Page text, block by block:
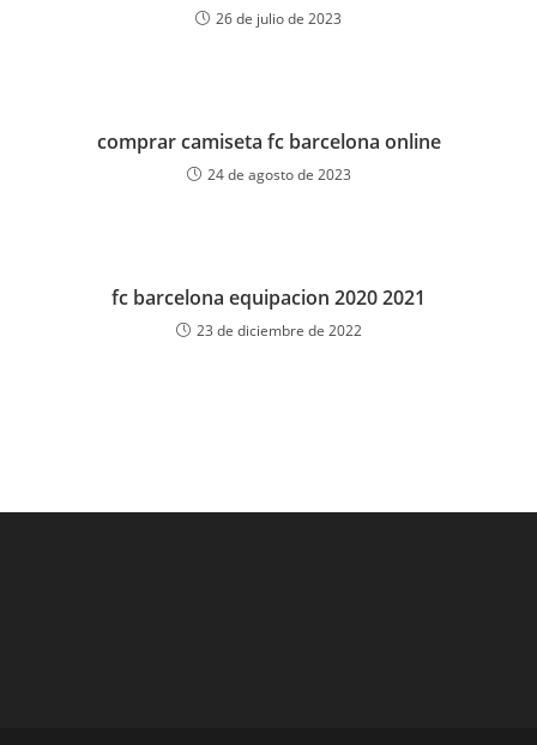
26 de julio de 2023
comprar camiseta fc barcelona online
24 de agosto de 2023
fc barcelona equipacion 2020 2021
23 de diciembre de 2022